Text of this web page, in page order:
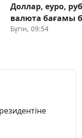
Доллар, еуро,
валюта бағамы
Бүгін, 09:54